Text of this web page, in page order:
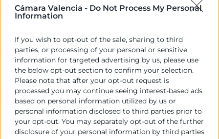
Cámara Valencia - Do Not Process My Personal
Information
If you wish to opt-out of the sale, sharing to third
parties, or processing of your personal or sensitive
information for targeted advertising by us, please use
the below opt-out section to confirm your selection.
Please note that after your opt-out request is
processed you may continue seeing interest-based ads
based on personal information utilized by us or
personal information disclosed to third parties prior to
your opt-out. You may separately opt-out of the further
disclosure of your personal information by third parties
Parlamento Europeo y del Consejo, de 27 de abril de
2016, relativo a la protección de las personas físicas en
la libre circulación de estos datos, le informamos que
los datos por usted facilitados a través de la inscripción
en el presente evento, serán incorporados en un
fichero titularidad de CÁMARA VALENCIA y cedidos a
los colaboradores aquí referenciados.
Programa
12:30